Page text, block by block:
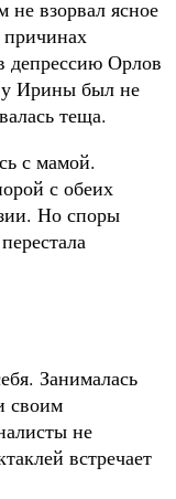
не взорвал ясное
депрессию Орлов
у Ирины был не
теща.
с мамой.
с обеих
Но споры
Занималась
своим
не
встречает